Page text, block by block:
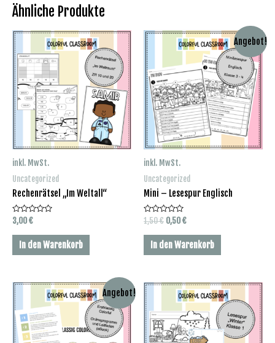
Ähnliche Produkte
inkl. MwSt.
Uncategorized
Rechenrätsel „Im Weltall“
Bewertet
mit
0
von
3,00€
In den Warenkorb
Angebot!
inkl. MwSt.
Uncategorized
Mini – Lesespur Englisch
Bewertet
mit
0
von
1,50€ Ursprünglicher
war:
1,50 €
0,50€Aktueller
ist:
0,50 €.
In den Warenkorb
Angebot!